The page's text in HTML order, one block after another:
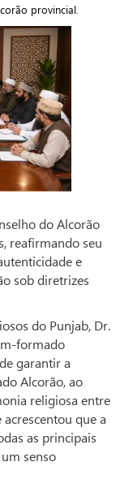
provincial.
do Alcorão
reafirmando seu
e
sob diretrizes
do Punjab, Dr.
formado
garantir a
Alcorão, ao
religiosa entre
que a
as principais
senso